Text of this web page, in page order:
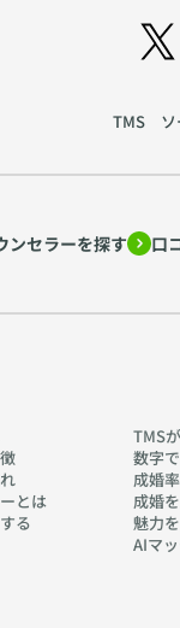
TMS ソ
ンセラーを探す 口
とは
る
TMS
数字
成婚
成婚
魅力
AIマ